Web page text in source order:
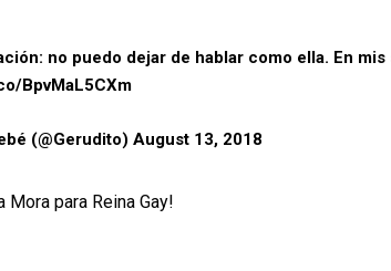
no puedo dejar de hablar como ella. En
BpvMaL5CXm
(@Gerudito)August 13, 2018
Mora para Reina Gay!